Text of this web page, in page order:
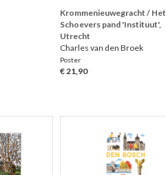
Krommenieuwegracht / Het
Schoevers pand 'Instituut',
Utrecht
Charles van den Broek
Poster
€ 21,90